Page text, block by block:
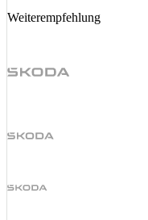
Weiterempfehlung